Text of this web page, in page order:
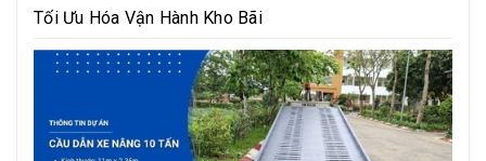
Tối Ưu Hóa Vận Hành Kho Bãi